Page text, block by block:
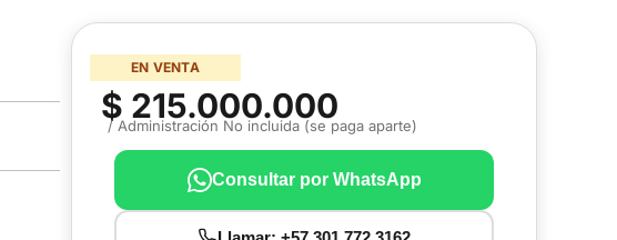
EN VENTA
$ 215.000.000
/ Administración No incluida (se paga aparte)
Consultar por WhatsApp